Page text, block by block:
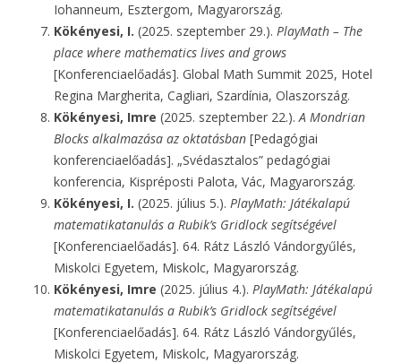
Iohanneum, Esztergom, Magyarország.
Kökényesi, I. (2025. szeptember 29.). PlayMath – The
place where mathematics lives and grows
[Konferenciaelőadás]. Global Math Summit 2025, Hotel
Regina Margherita, Cagliari, Szardínia, Olaszország.
Kökényesi, Imre (2025. szeptember 22.).A Mondrian
Blocks alkalmazása az oktatásban [Pedagógiai
konferenciaelőadás]. „Svédasztalos” pedagógiai
konferencia, Kispréposti Palota, Vác, Magyarország.
Kökényesi, I. (2025. július 5.). PlayMath: Játékalapú
matematikatanulás a Rubik’s Gridlock segítségével
[Konferenciaelőadás]. 64. Rátz László Vándorgyűlés,
Miskolci Egyetem, Miskolc, Magyarország.
Kökényesi, Imre (2025. július 4.). PlayMath: Játékalapú
matematikatanulás a Rubik’s Gridlock segítségével
[Konferenciaelőadás]. 64. Rátz László Vándorgyűlés,
Miskolci Egyetem, Miskolc, Magyarország.